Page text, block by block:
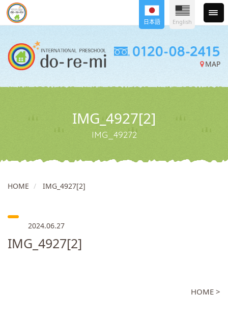
MAP
日本語 English
IMG_4927[2]
IMG_49272
HOME IMG_4927[2]
2024.06.27
IMG_4927[2]
HOME >